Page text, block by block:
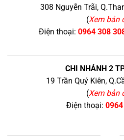
308 Nguyễn Trãi,
(Xem bản
Điện thoại: 0964 308
CHI NHÁNH 2
19 Trần Quý Kiên,
(Xem bản
Điện thoại: